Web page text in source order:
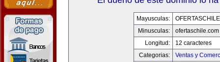
Mayusculas:
Minusculas:
ofertaschile.com
Longitud:
12 caracteres
Categorias:
Ventas y